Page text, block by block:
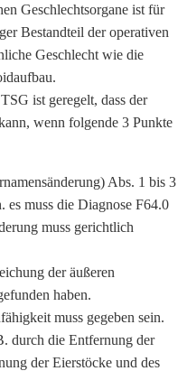
Geschlechtsorgane ist für
Bestandteil der operativen
Geschlecht wie die
ist geregelt, dass der
wenn folgende 3 Punkte
Abs. 1 bis 3
es muss die Diagnose F64.0
muss gerichtlich
der äußeren
haben.
muss gegeben sein.
durch die Entfernung der
der Eierstöcke und des